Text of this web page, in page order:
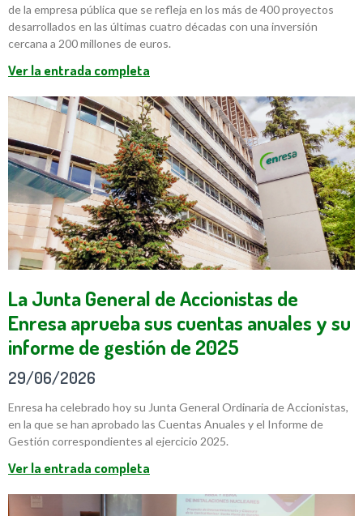
de la empresa pública que se refleja en los más de 400 proyectos
desarrollados en las últimas cuatro décadas con una inversión
cercana a 200 millones de euros.
Ver la entrada completa
La Junta General de Accionistas de
Enresa aprueba sus cuentas anuales y su
informe de gestión de 2025
29/06/2026
Enresa ha celebrado hoy su Junta General Ordinaria de Accionistas,
en la que se han aprobado las Cuentas Anuales y el Informe de
Gestión correspondientes al ejercicio 2025.
Ver la entrada completa